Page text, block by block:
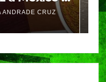
Veracruz
ANDRADE CRUZ